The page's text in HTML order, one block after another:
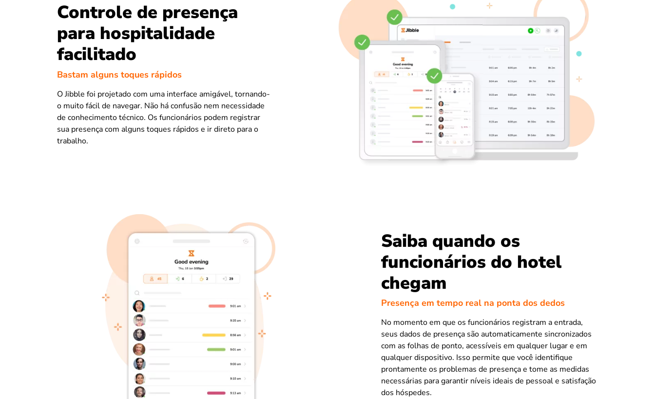
Controle de presença
para hospitalidade
facilitado
Bastam alguns toques rápidos
O Jibble foi projetado com uma interface amigável, tornando-
o muito fácil de navegar. Não há confusão nem necessidade
de conhecimento técnico. Os funcionários podem registrar
sua presença com alguns toques rápidos e ir direto para o
trabalho.
Saiba quando os
funcionários do hotel
chegam
Presença em tempo real na ponta dos dedos
No momento em que os funcionários registram a entrada,
seus dados de presença são automaticamente sincronizados
com as folhas de ponto, acessíveis em qualquer lugar e em
qualquer dispositivo. Isso permite que você identifique
prontamente os problemas de presença e tome as medidas
necessárias para garantir níveis ideais de pessoal e satisfação
dos hóspedes.